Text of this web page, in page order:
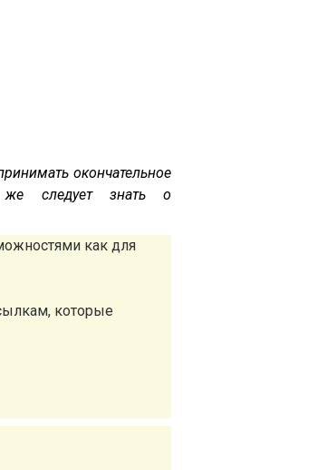
окончательное
следует знать о
как для
которые